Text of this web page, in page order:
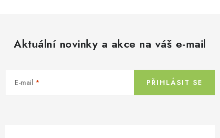
Aktuální novinky a akce na váš e-mail
E-mail PŘIHLÁSIT SE